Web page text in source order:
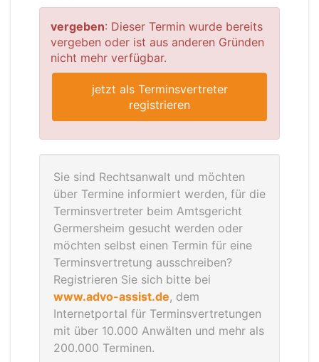
vergeben: Dieser Termin wurde bereits
vergeben oder ist aus anderen Gründen
nicht mehr verfügbar.
jetzt als Terminsvertreter
registrieren
Sie sind Rechtsanwalt und möchten
über Termine informiert werden, für die
Terminsvertreter beim Amtsgericht
Germersheim gesucht werden oder
möchten selbst einen Termin für eine
Terminsvertretung ausschreiben?
Registrieren Sie sich bitte bei
www.advo-assist.de, dem
Internetportal für Terminsvertretungen
mit über 10.000 Anwälten und mehr als
200.000 Terminen.